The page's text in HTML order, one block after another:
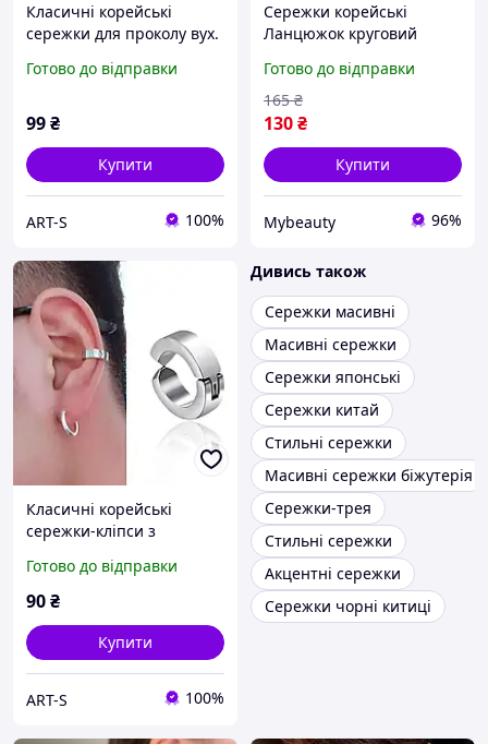
Класичні корейські
сережки для проколу вух.
Готово до відправки
99₴
Купити
ART-S 100%
Сережки корейські
Ланцюжок круговий
Готово до відправки
130₴
165 ₴
Купити
Mybeauty 96%
Класичні корейські
сережки-кліпси з
Готово до відправки
90₴
Купити
ART-S 100%
Дивись також
Сережки масивні
Масивні сережки
Сережки японські
Сережки китай
Стильні сережки
Масивні сережки біжутерія
Сережки-трея
Стильні сережки
Акцентні сережки
Сережки чорні китиці